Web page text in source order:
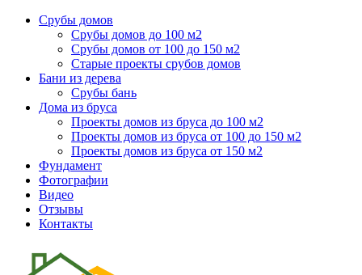
Срубы домов
Срубы домов до 100 м2
Срубы домов от 100 до 150 м2
Старые проекты срубов домов
Бани из дерева
Срубы бань
Дома из бруса
Проекты домов из бруса до 100 м2
Проекты домов из бруса от 100 до 150 м2
Проекты домов из бруса от 150 м2
Фундамент
Фотографии
Видео
Отзывы
Контакты